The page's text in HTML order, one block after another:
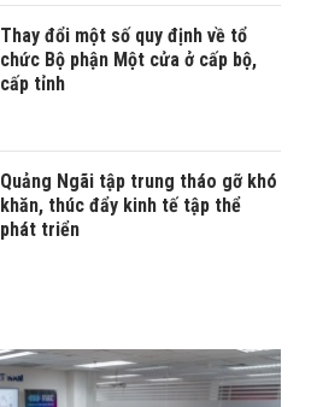
Thay đổi một số quy định về tổ
chức Bộ phận Một cửa ở cấp bộ,
cấp tỉnh
Quảng Ngãi tập trung tháo gỡ khó
khăn, thúc đẩy kinh tế tập thể
phát triển